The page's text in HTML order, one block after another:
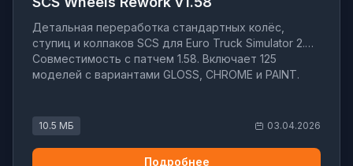
Детальная переработка стандартных колёс,
ступиц и колпаков SCS для Euro Truck Simulator 2.
Совместимость с патчем 1.58. Включает 125
моделей с вариантами GLOSS, CHROME и PAINT.
10.5 МБ 03.04.2026
Подробнее